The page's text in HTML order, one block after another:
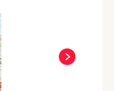
つくることを大切にし
輝けるよう、
ます。